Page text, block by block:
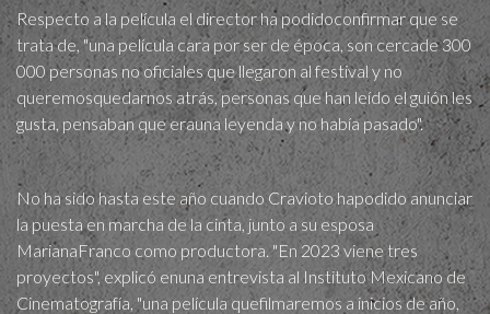
Respecto a la película el director ha podidoconfirmar que se
trata de, "una película cara por ser de época, son cercade 300
000 personas no oficiales que llegaron al festival y no
queremosquedarnos atrás, personas que han leído el guión les
gusta, pensaban que erauna leyenda y no había pasado".
No ha sido hasta este año cuando Cravioto hapodido anunciar
la puesta en marcha de la cinta, junto a su esposa
MarianaFranco como productora. "En 2023 viene tres
proyectos", explicó enuna entrevista al Instituto Mexicano de
Cinematografía, "una película quefilmaremos a inicios de año,